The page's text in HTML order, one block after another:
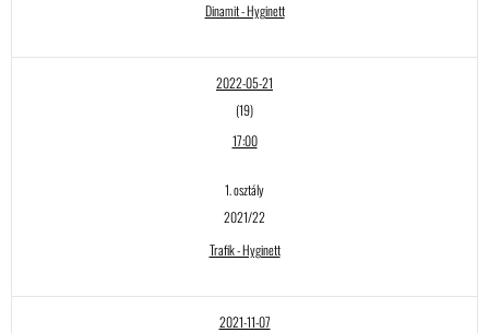
Dinamit - Hyginett
2022-05-21
(19)
17:00
1. osztály
2021/22
Trafik - Hyginett
2021-11-07